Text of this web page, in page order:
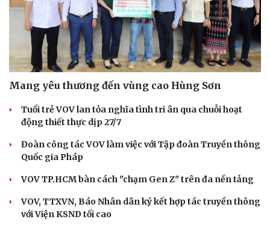
Mang yêu thương đến vùng cao Hùng Sơn
Tuổi trẻ VOV lan tỏa nghĩa tình tri ân qua chuỗi hoạt
động thiết thực dịp 27/7
Đoàn công tác VOV làm việc với Tập đoàn Truyền thông
Quốc gia Pháp
VOV TP.HCM bàn cách "chạm Gen Z" trên đa nền tảng
VOV, TTXVN, Báo Nhân dân ký kết hợp tác truyền thông
với Viện KSND tối cao